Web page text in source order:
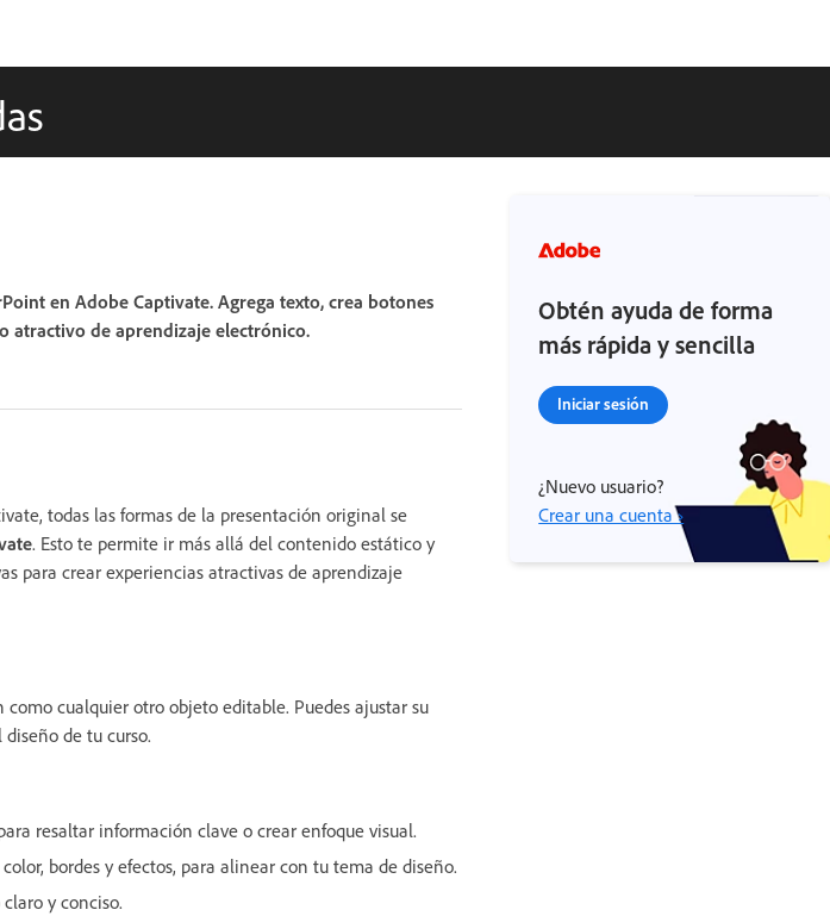
en Adobe Captivate. Agrega texto, crea botones
atractivo de aprendizaje electrónico.
todas las formas de la presentación original se
. Esto te permite ir más allá del contenido estático y
para crear experiencias atractivas de aprendizaje
cualquier otro objeto editable. Puedes ajustar su
de tu curso.
resaltar información clave o crear enfoque visual.
bordes y efectos, para alinear con tu tema de diseño.
y conciso.
Obtén ayuda de forma
más rápida y sencilla
Iniciar sesión
¿Nuevo usuario?
Crear una cuenta ›